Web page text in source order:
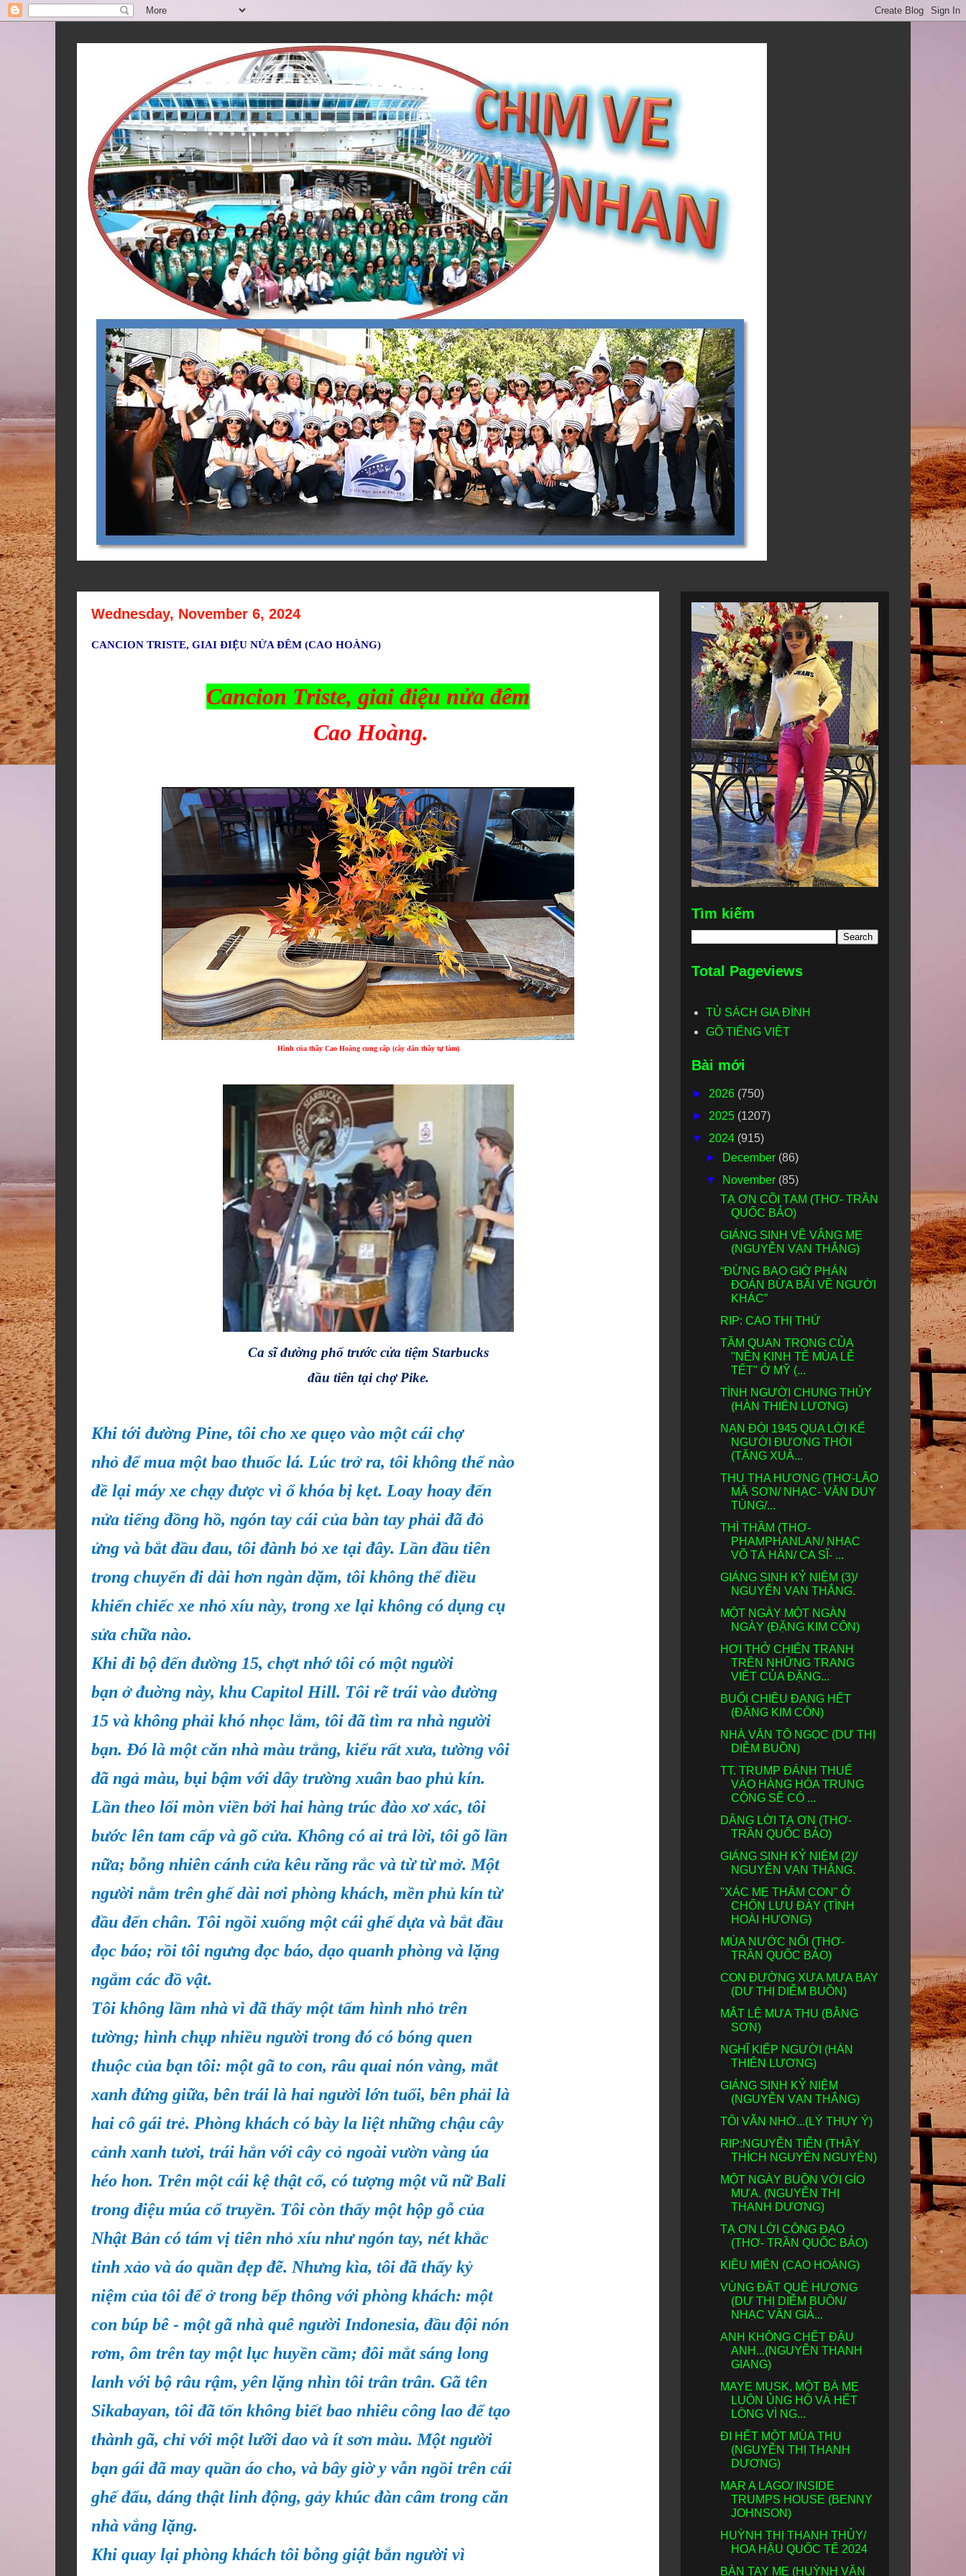
Wednesday, November 6, 2024
CANCION TRISTE, GIAI ĐIỆU NỬA ĐÊM (CAO HOÀNG)
Cancion Triste, giai điệu nửa đêm
Cao Hoàng.
Hình của thầy Cao Hoàng cung cấp (cây đàn thầy tự làm)
Ca sĩ đường phố trước cửa tiệm Starbucks
đầu tiên tại chợ Pike.
Khi tới đường Pine, tôi cho xe quẹo vào một cái chợ
nhỏ để mua một bao thuốc lá. Lúc trở ra, tôi không thể nào
đề lại máy xe chạy được vì ổ khóa bị kẹt. Loay hoay đến
nửa tiếng đồng hồ, ngón tay cái của bàn tay phải đã đỏ
ửng và bắt đầu đau, tôi đành bỏ xe tại đây. Lần đầu tiên
trong chuyến đi dài hơn ngàn dặm, tôi không thể điều
khiển chiếc xe nhỏ xíu này, trong xe lại không có dụng cụ
sửa chữa nào.
Khi đi bộ đến đường 15, chợt nhớ tôi có một người
bạn ở đuờng này, khu Capitol Hill. Tôi rẽ trái vào đường
15 và không phải khó nhọc lắm, tôi đã tìm ra nhà người
bạn. Đó là một căn nhà màu trắng, kiểu rất xưa, tường vôi
đã ngả màu, bụi bậm với dây trường xuân bao phủ kín.
Lần theo lối mòn viền bởi hai hàng trúc đào xơ xác, tôi
bước lên tam cấp và gõ cửa. Không có ai trả lời, tôi gõ lần
nữa; bỗng nhiên cánh cửa kêu răng rắc và từ từ mở. Một
người nằm trên ghế dài nơi phòng khách, mền phủ kín từ
đầu đến chân. Tôi ngồi xuống một cái ghế dựa và bắt đầu
đọc báo; rồi tôi ngưng đọc báo, dạo quanh phòng và lặng
ngắm các đồ vật.
Tôi không lầm nhà vì đã thấy một tấm hình nhỏ trên
tường; hình chụp nhiều người trong đó có bóng quen
thuộc của bạn tôi: một gã to con, râu quai nón vàng, mắt
xanh đứng giữa, bên trái là hai người lớn tuổi, bên phải là
hai cô gái trẻ. Phòng khách có bày la liệt những chậu cây
cảnh xanh tươi, trái hẳn với cây cỏ ngoài vườn vàng úa
héo hon. Trên một cái kệ thật cổ, có tượng một vũ nữ Bali
trong điệu múa cổ truyền. Tôi còn thấy một hộp gỗ của
Nhật Bản có tám vị tiên nhỏ xíu như ngón tay, nét khắc
tinh xảo và áo quần đẹp đẽ. Nhưng kìa, tôi đã thấy kỷ
niệm của tôi để ở trong bếp thông với phòng khách: một
con búp bê - một gã nhà quê người Indonesia, đầu đội nón
rơm, ôm trên tay một lục huyền cầm; đôi mắt sáng long
lanh với bộ râu rậm, yên lặng nhìn tôi trân trân. Gã tên
Sikabayan, tôi đã tốn không biết bao nhiêu công lao để tạo
thành gã, chỉ với một lưỡi dao và ít sơn màu. Một người
bạn gái đã may quần áo cho, và bây giờ y vẫn ngồi trên cái
ghế đẩu, dáng thật linh động, gảy khúc đàn câm trong căn
nhà vắng lặng.
Khi quay lại phòng khách tôi bỗng giật bắn người vì
Tìm kiếm
Total Pageviews
TỦ SÁCH GIA ĐÌNH
GÕ TIẾNG VIỆT
Bài mới
► 2026 (750)
► 2025 (1207)
▼ 2024 (915)
►
December (86)
▼
November (85)
TẠ ƠN CÕI TẠM (THƠ- TRẦN
QUỐC BẢO)
GIÁNG SINH VỀ VẮNG MẸ
(NGUYỄN VẠN THẮNG)
“ĐỪNG BAO GIỜ PHÁN
ĐOÁN BỪA BÃI VỀ NGƯỜI
KHÁC”
RIP: CAO THỊ THỨ
TẦM QUAN TRỌNG CỦA
"NỀN KINH TẾ MÙA LỄ
TẾT" Ở MỸ (...
TÌNH NGƯỜI CHUNG THỦY
(HÀN THIÊN LƯƠNG)
NẠN ĐÓI 1945 QUA LỜI KỂ
NGƯỜI ĐƯƠNG THỜI
(TĂNG XUÂ...
THU THA HƯƠNG (THƠ-LÃO
MÃ SƠN/ NHẠC- VĂN DUY
TÙNG/...
THÌ THẦM (THƠ-
PHAMPHANLAN/ NHẠC
VÕ TÁ HÂN/ CA SĨ- ...
GIÁNG SINH KỶ NIỆM (3)/
NGUYỄN VẠN THẮNG.
MỘT NGÀY MỘT NGÀN
NGÀY (ĐẶNG KIM CÔN)
HƠI THỞ CHIẾN TRANH
TRÊN NHỮNG TRANG
VIẾT CỦA ĐẶNG...
BUỔI CHIỀU ĐANG HẾT
(ĐẶNG KIM CÔN)
NHÀ VĂN TÔ NGỌC (DƯ THỊ
DIỄM BUỒN)
TT. TRUMP ĐÁNH THUẾ
VÀO HÀNG HÓA TRUNG
CỘNG SẼ CÓ ...
DÂNG LỜI TẠ ƠN (THƠ-
TRẦN QUỐC BẢO)
GIÁNG SINH KỶ NIỆM (2)/
NGUYỄN VẠN THẮNG.
"XÁC MẸ THĂM CON" Ở
CHỐN LƯU ĐÀY (TÌNH
HOÀI HƯƠNG)
MÙA NƯỚC NỔI (THƠ-
TRẦN QUỐC BẢO)
CON ĐƯỜNG XƯA MƯA BAY
(DƯ THỊ DIỄM BUỒN)
MẮT LỆ MƯA THU (BẰNG
SƠN)
NGHĨ KIẾP NGƯỜI (HÀN
THIÊN LƯƠNG)
GIÁNG SINH KỶ NIỆM
(NGUYỄN VẠN THẮNG)
TÔI VẪN NHỚ...(LÝ THỤY Ý)
RIP:NGUYỄN TIỄN (THẦY
THÍCH NGUYÊN NGUYỆN)
MỘT NGÀY BUỒN VỚI GÍO
MƯA. (NGUYỄN THỊ
THANH DƯƠNG)
TẠ ƠN LỜI CÔNG ĐẠO
(THƠ- TRẦN QUỐC BẢO)
KIỀU MIÊN (CAO HOÀNG)
VÙNG ĐẤT QUÊ HƯƠNG
(DƯ THỊ DIỄM BUỒN/
NHẠC VĂN GIẢ...
ANH KHÔNG CHẾT ĐÂU
ANH...(NGUYỄN THANH
GIANG)
MAYE MUSK, MỘT BÀ MẸ
LUÔN ỦNG HỘ VÀ HẾT
LÒNG VÌ NG...
ĐI HẾT MỘT MÙA THU
(NGUYỄN THỊ THANH
DƯƠNG)
MAR A LAGO/ INSIDE
TRUMPS HOUSE (BENNY
JOHNSON)
HUỲNH THỊ THANH THỦY/
HOA HẬU QUỐC TẾ 2024
BÀN TAY MẸ (HUỲNH VĂN